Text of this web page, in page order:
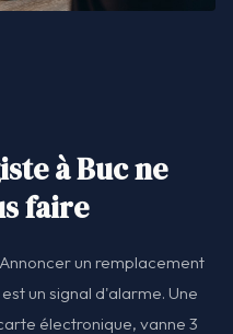
à Buc ne
faire
Annoncer un remplacement
un signal d'alarme. Une
électronique, vanne 3